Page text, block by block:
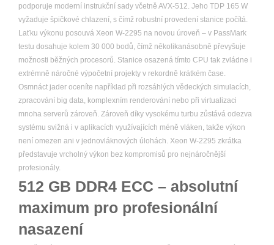
podporuje moderní instrukční sady včetně AVX-512. Jeho TDP 165 W
vyžaduje špičkové chlazení, s čímž robustní provedení stanice počítá.
Laťku výkonu posouvá Xeon W-2295 na novou úroveň – v PassMark
testu dosahuje kolem 30 000 bodů, čímž několikanásobně převyšuje
možnosti běžných procesorů. Stanice osazená tímto CPU tak zvládne i
extrémně náročné výpočetní projekty v rekordně krátkém čase.
Osmnáct jader oceníte například při rozsáhlých vědeckých simulacích,
zpracování big data, komplexním renderování nebo při virtualizaci
mnoha serverů zároveň. Zároveň díky vysokému turbu zůstává odezva
systému svižná i v aplikacích využívajících méně vláken, takže výkon
není omezen ani v jednovláknových úlohách. Xeon W-2295 zkrátka
představuje vrcholný výkon bez kompromisů pro nejnáročnější
profesionály.
512 GB DDR4 ECC – absolutní
maximum pro profesionální
nasazení